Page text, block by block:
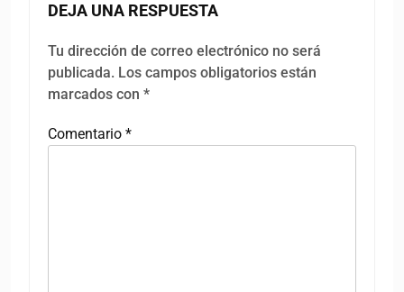
DEJA UNA RESPUESTA
Tu dirección de correo electrónico no será
publicada. Los campos obligatorios están
marcados con *
Comentario *